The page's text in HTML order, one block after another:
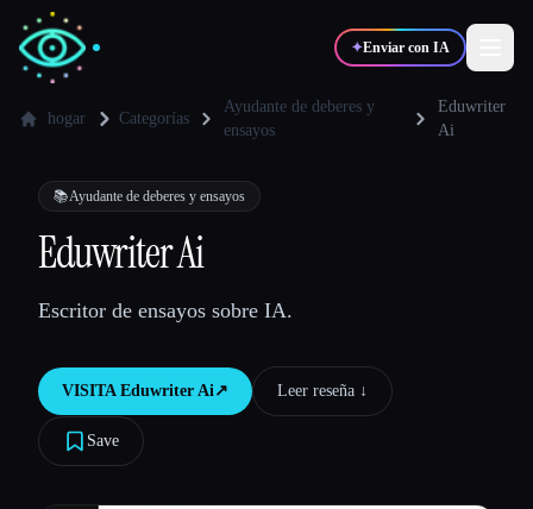
✦Enviar con IA
💻 Desarrolladores
Blog
hogar Categorías
Ayudante de deberes y
ensayos
Eduwriter
Ai
📚Ayudante de deberes y ensayos
Eduwriter Ai
Escritor de ensayos sobre IA.
VISITA Eduwriter Ai↗︎ Leer reseña ↓︎
Save